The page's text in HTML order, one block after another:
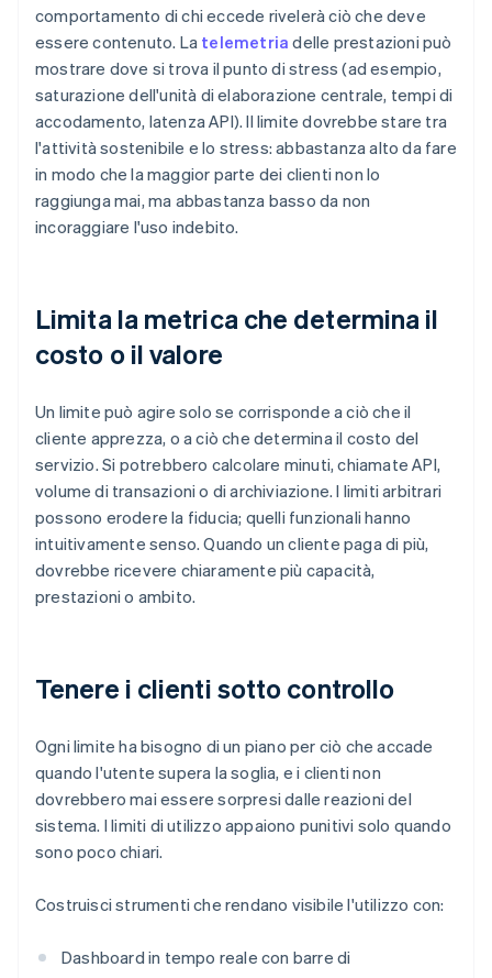
comportamento di chi eccede rivelerà ciò che deve
essere contenuto. La telemetria delle prestazioni può
mostrare dove si trova il punto di stress (ad esempio,
saturazione dell'unità di elaborazione centrale, tempi di
accodamento, latenza API). Il limite dovrebbe stare tra
l'attività sostenibile e lo stress: abbastanza alto da fare
in modo che la maggior parte dei clienti non lo
raggiunga mai, ma abbastanza basso da non
incoraggiare l'uso indebito.
Limita la metrica che determina il
costo o il valore
Un limite può agire solo se corrisponde a ciò che il
cliente apprezza, o a ciò che determina il costo del
servizio. Si potrebbero calcolare minuti, chiamate API,
volume di transazioni o di archiviazione. I limiti arbitrari
possono erodere la fiducia; quelli funzionali hanno
intuitivamente senso. Quando un cliente paga di più,
dovrebbe ricevere chiaramente più capacità,
prestazioni o ambito.
Tenere i clienti sotto controllo
Ogni limite ha bisogno di un piano per ciò che accade
quando l'utente supera la soglia, e i clienti non
dovrebbero mai essere sorpresi dalle reazioni del
sistema. I limiti di utilizzo appaiono punitivi solo quando
sono poco chiari.
Costruisci strumenti che rendano visibile l'utilizzo con:
Dashboard in tempo reale con barre di